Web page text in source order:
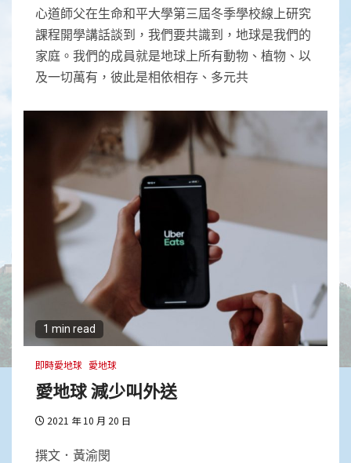
心道師父在生命和平大學第三屆冬季學校線上研究
課程開學講話談到，我們要共識到，地球是我們的
家庭。我們的成員就是地球上所有動物、植物、以
及一切萬有，彼此是相依相存、多元共
1 min read
即時愛地球 愛地球
愛地球 減少叫外送
2021 年 10 月 20 日
撰文．黃渝閔